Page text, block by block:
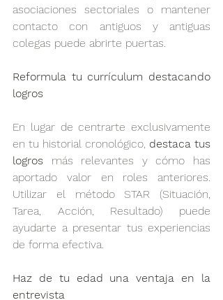
asociaciones sectoriales o mantener
contacto con antiguos y antiguas
colegas puede abrirte puertas.
Reformula tu currículum destacando
logros
En lugar de centrarte exclusivamente
en tu historial cronológico, destaca tus
logros más relevantes y cómo has
aportado valor en roles anteriores.
Utilizar el método STAR (Situación,
Tarea, Acción, Resultado) puede
ayudarte a presentar tus experiencias
de forma efectiva.
Haz de tu edad una ventaja en la
entrevista